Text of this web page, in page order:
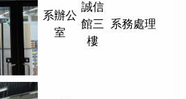
系辦公
室
誠信
館三
樓
系務處理